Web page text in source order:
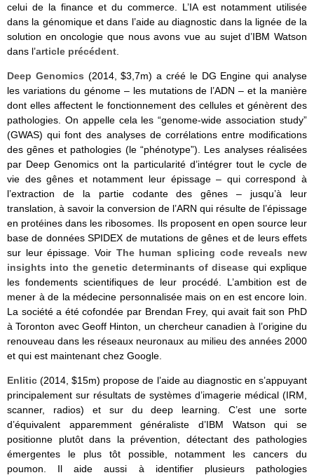
celui de la finance et du commerce. L’IA est notamment utilisée
dans la génomique et dans l’aide au diagnostic dans la lignée de la
solution en oncologie que nous avons vue au sujet d’IBM Watson
dans l’article précédent
Deep Genomics (2014, $3,7m) a créé le DG Engine qui analyse
les variations du génome – les mutations de l’ADN – et la manière
dont elles affectent le fonctionnement des cellules et génèrent des
pathologies. On appelle cela les “genome-wide association study”
(GWAS) qui font des analyses de corrélations entre modifications
des gênes et pathologies (le “phénotype”). Les analyses réalisées
par Deep Genomics ont la particularité d’intégrer tout le cycle de
vie des gênes et notamment leur épissage – qui correspond à
l’extraction de la partie codante des gênes – jusqu’à leur
translation, à savoir la conversion de l’ARN qui résulte de l’épissage
en protéines dans les ribosomes. Ils proposent en open source leur
base de données SPIDEX de mutations de gênes et de leurs effets
sur leur épissage. Voir The human splicing code reveals new
insights into the genetic determinants of disease qui explique
les fondements scientifiques de leur procédé. L’ambition est de
mener à de la médecine personnalisée mais on en est encore loin.
La société a été cofondée par Brendan Frey, qui avait fait son PhD
à Toronton avec Geoff Hinton, un chercheur canadien à l’origine du
renouveau dans les réseaux neuronaux au milieu des années 2000
et qui est maintenant chez Google.
Enlitic (2014, $15m) propose de l’aide au diagnostic en s’appuyant
principalement sur résultats de systèmes d’imagerie médical (IRM,
scanner, radios) et sur du deep learning. C’est une sorte
d’équivalent apparemment généraliste d’IBM Watson qui se
positionne plutôt dans la prévention, détectant des pathologies
émergentes le plus tôt possible, notamment les cancers du
poumon. Il aide aussi à identifier plusieurs pathologies